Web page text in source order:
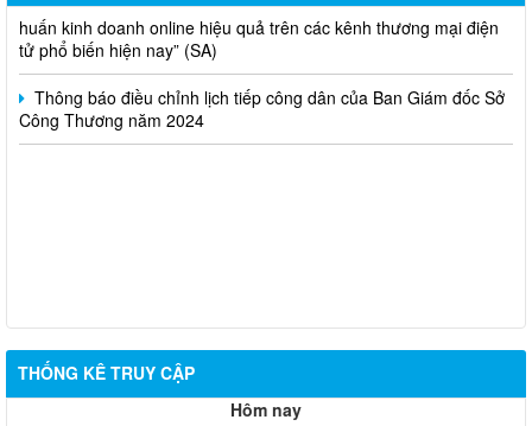
huấn kinh doanh online hiệu quả trên các kênh thương mại điện
tử phổ biến hiện nay” (SA)
Thông báo điều chỉnh lịch tiếp công dân của Ban Giám đốc Sở
Công Thương năm 2024
THỐNG KÊ TRUY CẬP
Hôm nay